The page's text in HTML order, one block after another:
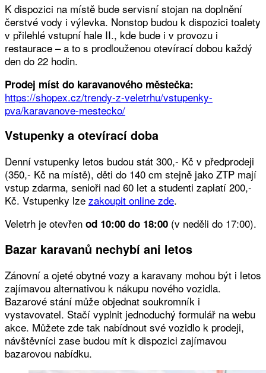
K dispozici na místě bude servisní stojan na doplnění
čerstvé vody i výlevka. Nonstop budou k dispozici toalety
v přilehlé vstupní hale II., kde bude i v provozu i
restaurace – a to s prodlouženou otevírací dobou každý
den do 22 hodin.
Prodej míst do karavanového městečka:
https://shopex.cz/trendy-z-veletrhu/vstupenky-
pva/karavanove-mestecko/
Vstupenky a otevírací doba
Denní vstupenky letos budou stát 300,- Kč v předprodeji
(350,- Kč na místě), děti do 140 cm stejně jako ZTP mají
vstup zdarma, senioři nad 60 let a studenti zaplatí 200,-
Kč. Vstupenky lze zakoupit online zde.
Veletrh je otevřen od 10:00 do 18:00 (v neděli do 17:00).
Bazar karavanů nechybí ani letos
Zánovní a ojeté obytné vozy a karavany mohou být i letos
zajímavou alternativou k nákupu nového vozidla.
Bazarové stání může objednat soukromník i
vystavovatel. Stačí vyplnit jednoduchý formulář na webu
akce. Můžete zde tak nabídnout své vozidlo k prodeji,
návštěvníci zase budou mít k dispozici zajímavou
bazarovou nabídku.